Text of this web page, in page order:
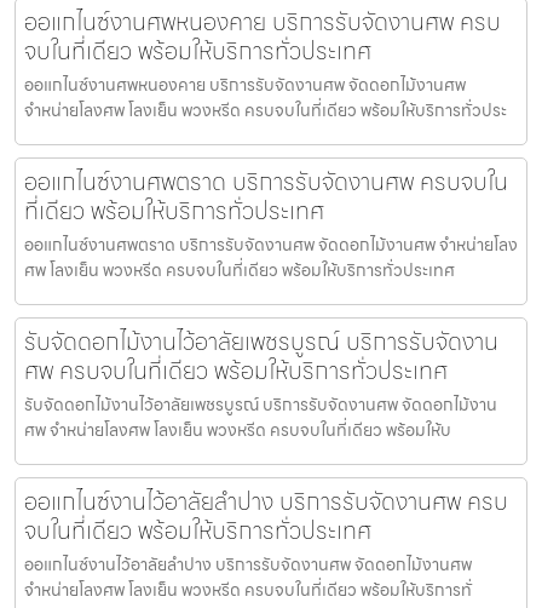
ออแกไนซ์งานศพหนองคาย บริการรับจัดงานศพ ครบ
จบในที่เดียว พร้อมให้บริการทั่วประเทศ
ออแกไนซ์งานศพหนองคาย บริการรับจัดงานศพ จัดดอกไม้งานศพ
จำหน่ายโลงศพ โลงเย็น พวงหรีด ครบจบในที่เดียว พร้อมให้บริการทั่วประ
ออแกไนซ์งานศพตราด บริการรับจัดงานศพ ครบจบใน
ที่เดียว พร้อมให้บริการทั่วประเทศ
ออแกไนซ์งานศพตราด บริการรับจัดงานศพ จัดดอกไม้งานศพ จำหน่ายโลง
ศพ โลงเย็น พวงหรีด ครบจบในที่เดียว พร้อมให้บริการทั่วประเทศ
รับจัดดอกไม้งานไว้อาลัยเพชรบูรณ์ บริการรับจัดงาน
ศพ ครบจบในที่เดียว พร้อมให้บริการทั่วประเทศ
รับจัดดอกไม้งานไว้อาลัยเพชรบูรณ์ บริการรับจัดงานศพ จัดดอกไม้งาน
ศพ จำหน่ายโลงศพ โลงเย็น พวงหรีด ครบจบในที่เดียว พร้อมให้บ
ออแกไนซ์งานไว้อาลัยลำปาง บริการรับจัดงานศพ ครบ
จบในที่เดียว พร้อมให้บริการทั่วประเทศ
ออแกไนซ์งานไว้อาลัยลำปาง บริการรับจัดงานศพ จัดดอกไม้งานศพ
จำหน่ายโลงศพ โลงเย็น พวงหรีด ครบจบในที่เดียว พร้อมให้บริการทั่